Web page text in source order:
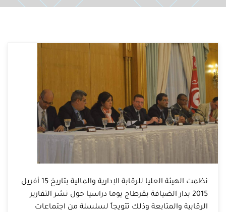
نظمت الهيئة العليا للرقابة الإدارية والمالية بتاريخ 15 أفريل
2015 بدار الضيافة بقرطاج يوما دراسيا حول نشر التقارير
الرقابية والمتابعة وذلك تتويجاً لسلسلة من اجتماعات